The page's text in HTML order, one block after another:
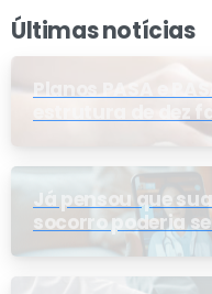
Últimas notícias
Planos PASA e
estrutura de dez
conforme
Já pensou que
socorro poderia
telemedicina?